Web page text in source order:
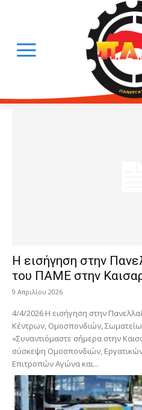
Η εισήγηση στην
του ΠΑΜΕ στην
9 Απριλίου 2026
4/4/2026 Η εισήγηση στην
Κέντρων, Ομοσπονδιών,
«Συναντιόμαστε σήμερα στην
σύσκεψη Ομοσπονδιών,
Επιτροπών Αγώνα και...